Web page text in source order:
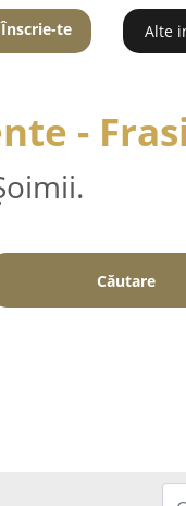
Înscrie-te Alte
-
Căutare